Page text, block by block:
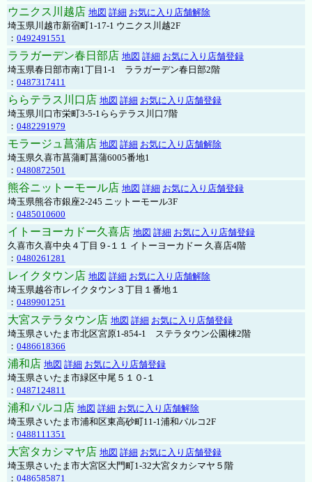
ウニクス川越店 地図 詳細 お気に入り店舗解除
埼玉県川越市新宿町1-17-1 ウニクス川越2F
： 0492491551
ララガーデン春日部店 地図 詳細 お気に入り店舗登録
埼玉県春日部市南1丁目1-1 ララガーデン春日部2階
： 0487317411
ららテラス川口店 地図 詳細 お気に入り店舗登録
埼玉県川口市栄町3-5-1ららテラス川口7階
： 0482291979
モラージュ菖蒲店 地図 詳細 お気に入り店舗解除
埼玉県久喜市菖蒲町菖蒲6005番地1
： 0480872501
熊谷ニットーモール店 地図 詳細 お気に入り店舗登録
埼玉県熊谷市銀座2-245 ニットーモール3F
： 0485010600
イトーヨーカドー久喜店 地図 詳細 お気に入り店舗登録
久喜市久喜中央４丁目９-１１ イトーヨーカドー 久喜店4階
： 0480261281
レイクタウン店 地図 詳細 お気に入り店舗解除
埼玉県越谷市レイクタウン３丁目１番地１
： 0489901251
大宮ステラタウン店 地図 詳細 お気に入り店舗登録
埼玉県さいたま市北区宮原1-854-1 ステラタウン公園棟2階
： 0486618366
浦和店 地図 詳細 お気に入り店舗登録
埼玉県さいたま市緑区中尾５１０-１
： 0487124811
浦和パルコ店 地図 詳細 お気に入り店舗解除
埼玉県さいたま市浦和区東高砂町11-1浦和パルコ2F
： 0488111351
大宮タカシマヤ店 地図 詳細 お気に入り店舗登録
埼玉県さいたま市大宮区大門町1-32大宮タカシマヤ５階
： 0486585871